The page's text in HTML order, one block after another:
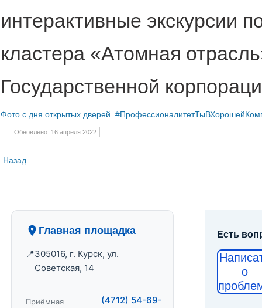
интерактивные экскурсии
кластера «Атомная
Государственной
Фото с дня открытых дверей.
Обновлено: 16 апреля 2022
Назад
Главная площадка
305016, г. Курск, ул.
Советская, 14
Приёмная
(4712) 54-69-
Есть
о